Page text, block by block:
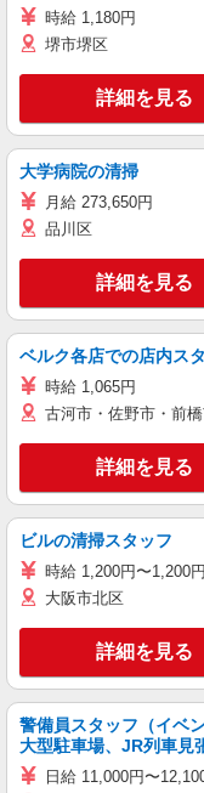
時給 1,180円
堺市堺区
詳細を見る
大学病院の清掃
月給 273,650円
品川区
詳細を見る
ベルク各店での店内ス
時給 1,065円
古河市・佐野市・前
詳細を見る
ビルの清掃スタッフ
時給 1,200円〜1,200円
大阪市北区
詳細を見る
警備員スタッフ（イベ
大型駐車場、JR列車見
日給 11,000円〜